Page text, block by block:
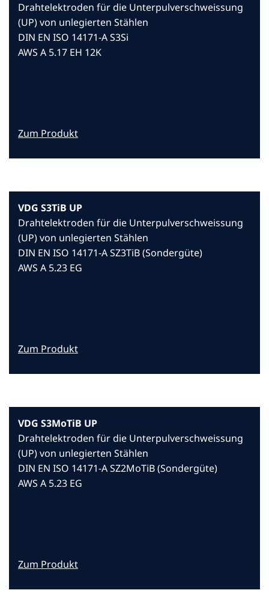
Drahtelektroden für die Unterpulverschweissung
(UP) von unlegierten Stählen
DIN EN ISO 14171-A S3Si
AWS A 5.17 EH 12K
Zum Produkt
VDG S3TiB UP
Drahtelektroden für die Unterpulverschweissung
(UP) von unlegierten Stählen
DIN EN ISO 14171-A SZ3TiB (Sondergüte)
AWS A 5.23 EG
Zum Produkt
VDG S3MoTiB UP
Drahtelektroden für die Unterpulverschweissung
(UP) von unlegierten Stählen
DIN EN ISO 14171-A SZ2MoTiB (Sondergüte)
AWS A 5.23 EG
Zum Produkt